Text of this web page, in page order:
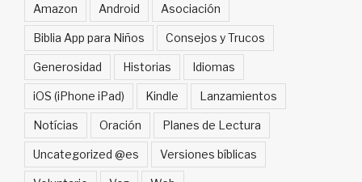
Amazon Android Asociación
Biblia App para Niños Consejos y Trucos
Generosidad Historias Idiomas
iOS (iPhone iPad) Kindle Lanzamientos
Notícias Oración Planes de Lectura
Uncategorized @es Versiones bíblicas